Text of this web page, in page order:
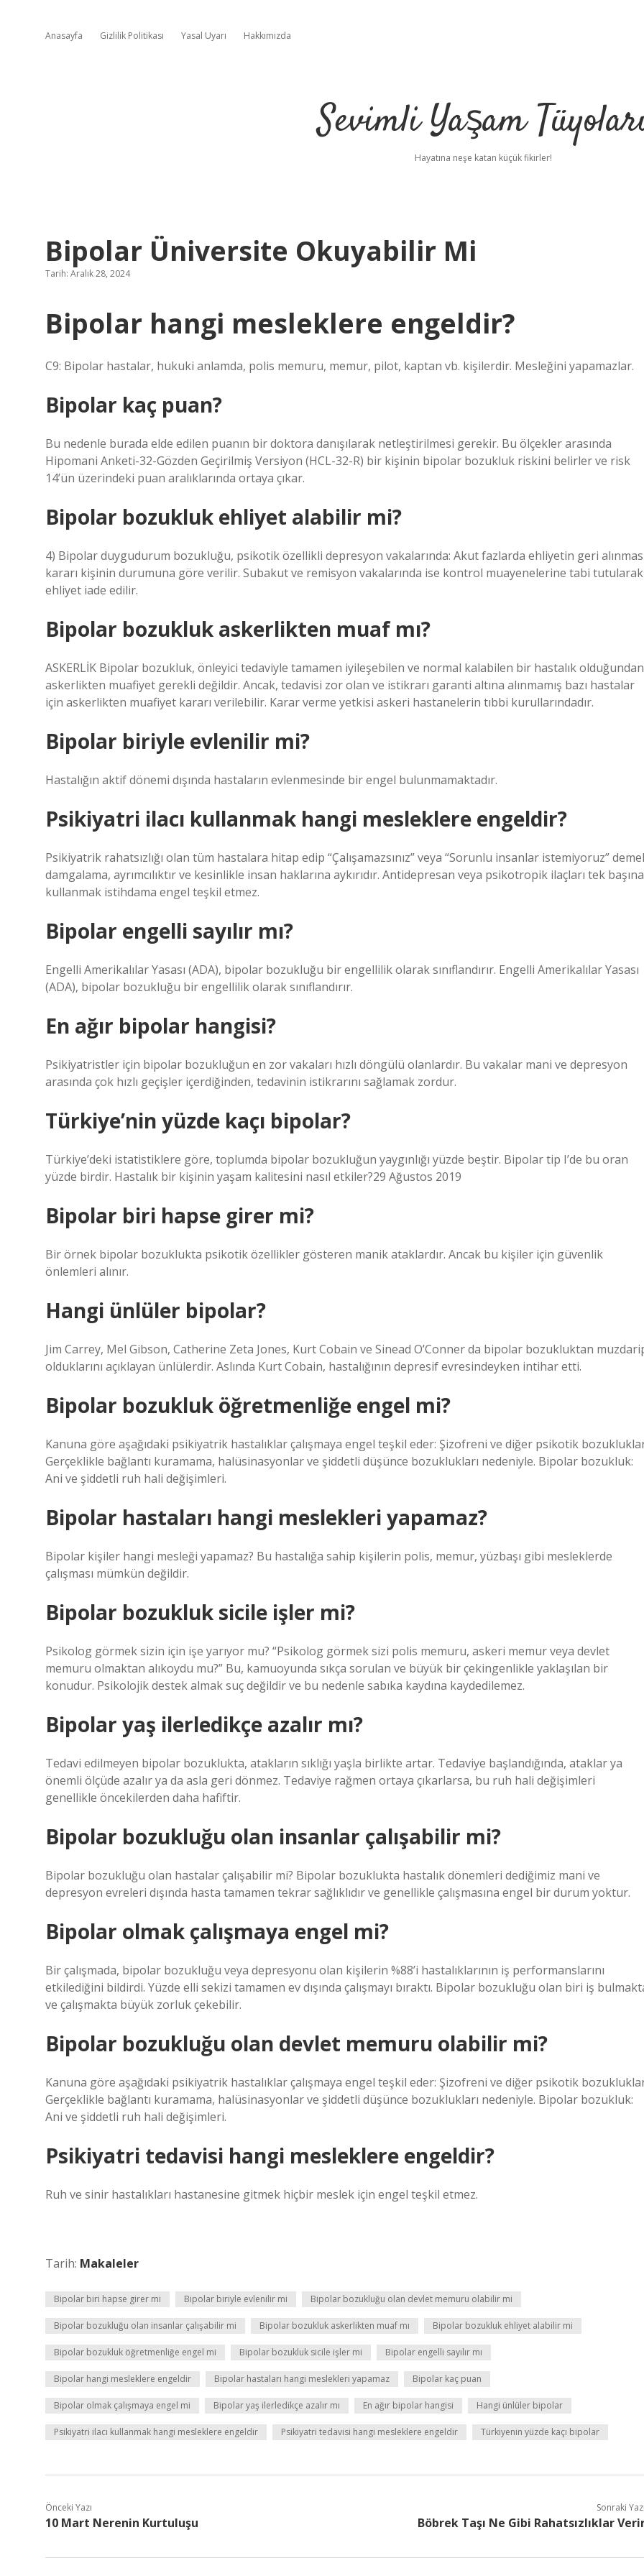
Anasayfa Gizlilik Politikası Yasal Uyarı Hakkımızda
Sevimli Yaşam
Hayatına neşe katan küçük fikirler!
Bipolar Üniversite Okuyabilir Mi
Tarih: Aralık 28, 2024
Bipolar hangi mesleklere engeldir?
C9: Bipolar hastalar, hukuki anlamda, polis memuru, memur, pilot, kaptan vb. kişilerdir. Mesleğini yapamazlar.
Bipolar kaç puan?
Bu nedenle burada elde edilen puanın bir doktora danışılarak netleştirilmesi gerekir. Bu ölçekler arasında
Hipomani Anketi-32-Gözden Geçirilmiş Versiyon (HCL-32-R) bir kişinin bipolar bozukluk riskini belirler ve risk
14’ün üzerindeki puan aralıklarında ortaya çıkar.
Bipolar bozukluk ehliyet alabilir mi?
4) Bipolar duygudurum bozukluğu, psikotik özellikli depresyon vakalarında: Akut fazlarda ehliyetin geri
kararı kişinin durumuna göre verilir. Subakut ve remisyon vakalarında ise kontrol muayenelerine tabi tutularak
ehliyet iade edilir.
Bipolar bozukluk askerlikten muaf mı?
ASKERLİK Bipolar bozukluk, önleyici tedaviyle tamamen iyileşebilen ve normal kalabilen bir hastalık
askerlikten muafiyet gerekli değildir. Ancak, tedavisi zor olan ve istikrarı garanti altına alınmamış bazı hastalar
için askerlikten muafiyet kararı verilebilir. Karar verme yetkisi askeri hastanelerin tıbbi kurullarındadır.
Bipolar biriyle evlenilir mi?
Hastalığın aktif dönemi dışında hastaların evlenmesinde bir engel bulunmamaktadır.
Psikiyatri ilacı kullanmak hangi mesleklere engeldir?
Psikiyatrik rahatsızlığı olan tüm hastalara hitap edip “Çalışamazsınız” veya “Sorunlu insanlar istemiyoruz”
damgalama, ayrımcılıktır ve kesinlikle insan haklarına aykırıdır. Antidepresan veya psikotropik ilaçları tek başına
kullanmak istihdama engel teşkil etmez.
Bipolar engelli sayılır mı?
Engelli Amerikalılar Yasası (ADA), bipolar bozukluğu bir engellilik olarak sınıflandırır. Engelli Amerikalılar Yasası
(ADA), bipolar bozukluğu bir engellilik olarak sınıflandırır.
En ağır bipolar hangisi?
Psikiyatristler için bipolar bozukluğun en zor vakaları hızlı döngülü olanlardır. Bu vakalar mani ve depresyon
arasında çok hızlı geçişler içerdiğinden, tedavinin istikrarını sağlamak zordur.
Türkiye’nin yüzde kaçı bipolar?
Türkiye’deki istatistiklere göre, toplumda bipolar bozukluğun yaygınlığı yüzde beştir. Bipolar tip I’de bu oran
yüzde birdir. Hastalık bir kişinin yaşam kalitesini nasıl etkiler?29 Ağustos 2019
Bipolar biri hapse girer mi?
Bir örnek bipolar bozuklukta psikotik özellikler gösteren manik ataklardır. Ancak bu kişiler için güvenlik
önlemleri alınır.
Hangi ünlüler bipolar?
Jim Carrey, Mel Gibson, Catherine Zeta Jones, Kurt Cobain ve Sinead O’Conner da bipolar bozukluktan
olduklarını açıklayan ünlülerdir. Aslında Kurt Cobain, hastalığının depresif evresindeyken intihar etti.
Bipolar bozukluk öğretmenliğe engel mi?
Kanuna göre aşağıdaki psikiyatrik hastalıklar çalışmaya engel teşkil eder: Şizofreni ve diğer psikotik
Gerçeklikle bağlantı kuramama, halüsinasyonlar ve şiddetli düşünce bozuklukları nedeniyle. Bipolar bozukluk:
Ani ve şiddetli ruh hali değişimleri.
Bipolar hastaları hangi meslekleri yapamaz?
Bipolar kişiler hangi mesleği yapamaz? Bu hastalığa sahip kişilerin polis, memur, yüzbaşı gibi mesleklerde
çalışması mümkün değildir.
Bipolar bozukluk sicile işler mi?
Psikolog görmek sizin için işe yarıyor mu? “Psikolog görmek sizi polis memuru, askeri memur veya devlet
memuru olmaktan alıkoydu mu?” Bu, kamuoyunda sıkça sorulan ve büyük bir çekingenlikle yaklaşılan bir
konudur. Psikolojik destek almak suç değildir ve bu nedenle sabıka kaydına kaydedilemez.
Bipolar yaş ilerledikçe azalır mı?
Tedavi edilmeyen bipolar bozuklukta, atakların sıklığı yaşla birlikte artar. Tedaviye başlandığında, ataklar ya
önemli ölçüde azalır ya da asla geri dönmez. Tedaviye rağmen ortaya çıkarlarsa, bu ruh hali değişimleri
genellikle öncekilerden daha hafiftir.
Bipolar bozukluğu olan insanlar çalışabilir mi?
Bipolar bozukluğu olan hastalar çalışabilir mi? Bipolar bozuklukta hastalık dönemleri dediğimiz mani ve
depresyon evreleri dışında hasta tamamen tekrar sağlıklıdır ve genellikle çalışmasına engel bir durum yoktur.
Bipolar olmak çalışmaya engel mi?
Bir çalışmada, bipolar bozukluğu veya depresyonu olan kişilerin %88’i hastalıklarının iş performanslarını
etkilediğini bildirdi. Yüzde elli sekizi tamamen ev dışında çalışmayı bıraktı. Bipolar bozukluğu olan biri iş
ve çalışmakta büyük zorluk çekebilir.
Bipolar bozukluğu olan devlet memuru olabilir mi?
Kanuna göre aşağıdaki psikiyatrik hastalıklar çalışmaya engel teşkil eder: Şizofreni ve diğer psikotik
Gerçeklikle bağlantı kuramama, halüsinasyonlar ve şiddetli düşünce bozuklukları nedeniyle. Bipolar bozukluk:
Ani ve şiddetli ruh hali değişimleri.
Psikiyatri tedavisi hangi mesleklere engeldir?
Ruh ve sinir hastalıkları hastanesine gitmek hiçbir meslek için engel teşkil etmez.
Tarih: Makaleler
Bipolar biri hapse girer mi Bipolar biriyle evlenilir mi Bipolar bozukluğu olan devlet memuru olabilir mi
Bipolar bozukluğu olan insanlar çalışabilir mi Bipolar bozukluk askerlikten muaf mı Bipolar bozukluk ehliyet alabilir mi
Bipolar bozukluk öğretmenliğe engel mi Bipolar bozukluk sicile işler mi Bipolar engelli sayılır mı
Bipolar hangi mesleklere engeldir Bipolar hastaları hangi meslekleri yapamaz Bipolar kaç puan
Bipolar olmak çalışmaya engel mi Bipolar yaş ilerledikçe azalır mı En ağır bipolar hangisi Hangi ünlüler bipolar
Psikiyatri ilacı kullanmak hangi mesleklere engeldir Psikiyatri tedavisi hangi mesleklere engeldir Türkiyenin yüzde kaçı bipolar
Önceki Yazı
10 Mart Nerenin Kurtuluşu
Sonraki
Böbrek Taşı Ne Gibi Rahatsızlıklar